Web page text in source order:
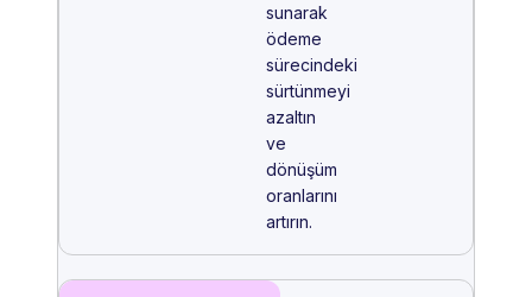
sunarak
ödeme
sürecindeki
sürtünmeyi
azaltın
ve
dönüşüm
oranlarını
artırın.